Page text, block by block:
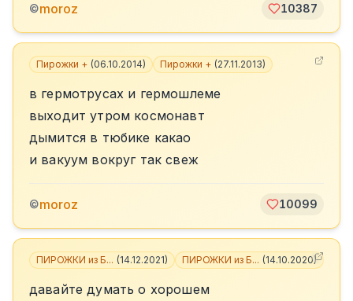
©moroz 10387
Пирожки + (06.10.2014) Пирожки + (27.11.2013)
в гермотрусах и гермошлеме
выходит утром космонавт
дымится в тюбике какао
и вакуум вокруг так свеж
©moroz 10099
ПИРОЖКИ из Б... (14.12.2021) ПИРОЖКИ из Б... (14.10.2020)
давайте думать о хорошем